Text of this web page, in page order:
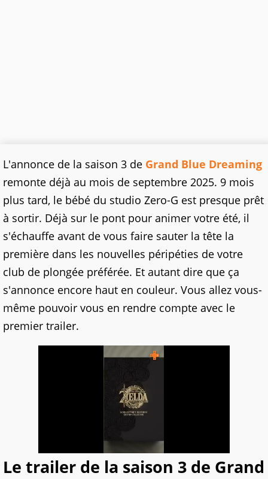
L'annonce de la saison 3 de Grand Blue Dreaming
remonte déjà au mois de septembre 2025. 9 mois
plus tard, le bébé du studio Zero-G est presque prêt
à sortir. Déjà sur le pont pour animer votre été, il
s'échauffe avant de vous faire sauter la tête la
première dans les nouvelles péripéties de votre
club de plongée préférée. Et autant dire que ça
s'annonce encore haut en couleur. Vous allez vous-
même pouvoir vous en rendre compte avec le
premier trailer.
Le trailer de la saison 3 de Grand